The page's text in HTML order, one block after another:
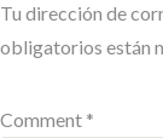
Tu dirección de
obligatorios están
Comment *